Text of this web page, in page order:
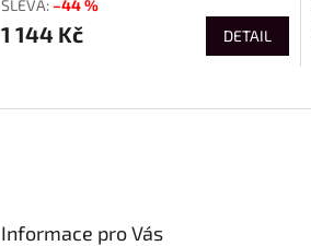
–44 %
1 144 Kč DETAIL
Informace pro Vás